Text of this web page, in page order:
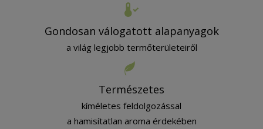
Gondosan válogatott alapanyagok
a világ legjobb termőterületeiről
Természetes
kíméletes feldolgozással
a hamisítatlan aroma érdekében